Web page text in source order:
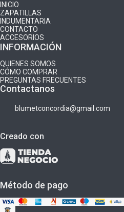
INICIO
ZAPATILLAS
INDUMENTARIA
CONTACTO
ACCESORIOS
INFORMACIÓN
QUIENES SOMOS
CÓMO COMPRAR
PREGUNTAS FRECUENTES
Contactanos
blumetconcordia@gmail.com
Creado con
Método de pago